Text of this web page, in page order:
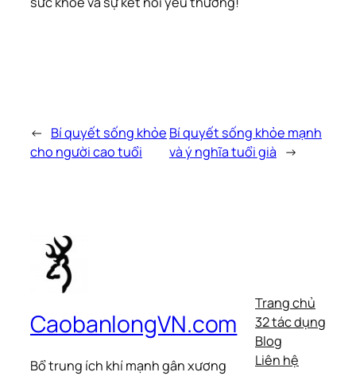
← Bí quyết sống khỏe
cho người cao tuổi
Bí quyết sống khỏe mạnh
và ý nghĩa tuổi già →
CaobanlongVN.com
Bổ trung ích khí mạnh gân xương
Trang chủ
32 tác dụng
Blog
Liên hệ